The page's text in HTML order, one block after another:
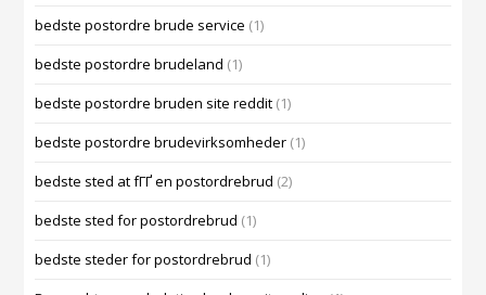
bedste postordre brude service (1)
bedste postordre brudeland (1)
bedste postordre bruden site reddit (1)
bedste postordre brudevirksomheder (1)
bedste sted at fГҐ en postordrebrud (2)
bedste sted for postordrebrud (1)
bedste steder for postordrebrud (1)